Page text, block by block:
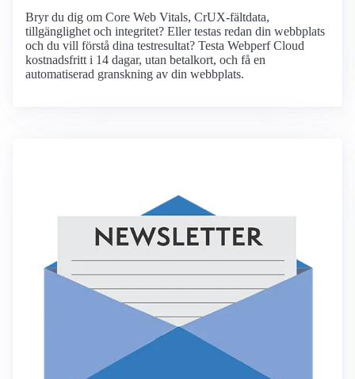
Bryr du dig om Core Web Vitals, CrUX-fältdata,
tillgänglighet och integritet? Eller testas redan din webbplats
och du vill förstå dina testresultat? Testa Webperf Cloud
kostnadsfritt i 14 dagar, utan betalkort, och få en
automatiserad granskning av din webbplats.